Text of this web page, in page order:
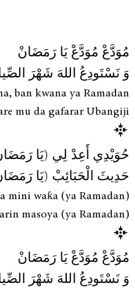
مُوَدَّعْ مُوَدَّعْ يَا رَمَضَانْ
وَ نَسْتَودِعُ اللهَ شَهْرَ
ban kwana ya Ramadan
mu da gafarar Ubangiji
حُوَيْدِي أَعِدْ لِي (يَا
حَدِيثَ الْحَبَائِبْ (يَا
mini waƙa (ya Ramadan)
masoya (ya Ramadan)
مُوَدَّعْ مُوَدَّعْ يَا رَمَضَانْ
وَ نَسْتَودِعُ اللهَ شَهْرَ